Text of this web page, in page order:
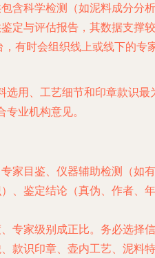
含科学检测（如泥料成分分
定与评估报告，其数据支撑较
，有时会组织线上或线下的
选用、工艺细节和印章款识
业机构意见。
家目鉴、仪器辅助检测（如
、鉴定结论（真伪、作者
家级别成正比。务必选择
、款识印章、壶内工艺、泥